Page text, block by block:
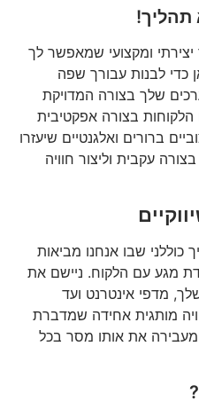
תהליך!
ומקצועי שמאפשר לך
כדי לבנות עבורך שפה
שלך בצורה המדויקת
בצורה אפקטיבית
ברורים ואלגנטיים שיעזרו
עקבית וליצור חוויה
כוללני שבו אנחנו מביאות
מגע עם הלקוח. ניישם את
מדפי אינטרנט ועד
מותגית אחידה שמדברת
את אותו מסר בכל